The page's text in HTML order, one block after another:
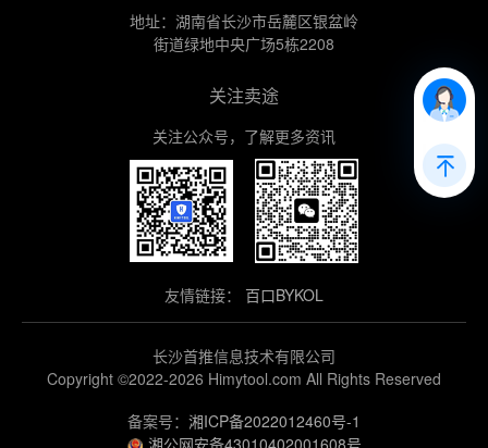
地址：湖南省长沙市岳麓区银盆岭
街道绿地中央广场5栋2208
关注卖途
关注公众号，了解更多资讯
友情链接： 百口BYKOL
长沙首推信息技术有限公司
Copyright ©2022-2026 Himytool.com All Rights Reserved
备案号： 湘ICP备2022012460号-1